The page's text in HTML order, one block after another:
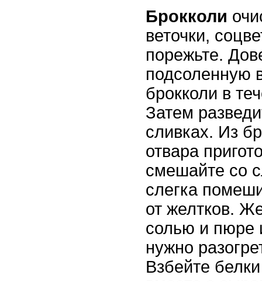
Брокколи
веточки,
порежьте.
подсоленную
брокколи в
Затем
сливках. Из
отвара
смешайте со
слегка
от желтков.
солью и пюре
нужно
Взбейте